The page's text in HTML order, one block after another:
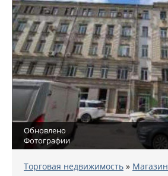
Обновлено
Фотографии
Торговая недвижимость »